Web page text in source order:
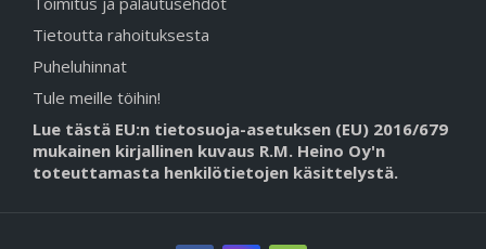
Tietoutta rahoituksesta
Puheluhinnat
Tule meille töihin!
Lue tästä EU:n tietosuoja-asetuksen (EU) 2016/679
mukainen kirjallinen kuvaus R.M. Heino Oy'n
toteuttamasta henkilötietojen käsittelystä.